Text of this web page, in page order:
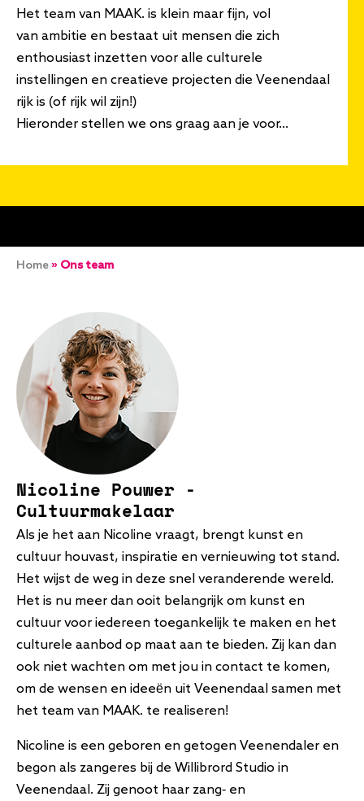
Het team van MAAK. is klein maar fijn, vol
van ambitie en bestaat uit mensen die zich
enthousiast inzetten voor alle culturele
instellingen en creatieve projecten die Veenendaal
rijk is (of rijk wil zijn!)
Hieronder stellen we ons graag aan je voor...
Kruimelpad
Home Ons team
Nicoline Pouwer -
Cultuurmakelaar
Als je het aan Nicoline vraagt, brengt kunst en
cultuur houvast, inspiratie en vernieuwing tot stand.
Het wijst de weg in deze snel veranderende wereld.
Het is nu meer dan ooit belangrijk om kunst en
cultuur voor iedereen toegankelijk te maken en het
culturele aanbod op maat aan te bieden. Zij kan dan
ook niet wachten om met jou in contact te komen,
om de wensen en ideeën uit Veenendaal samen met
het team van MAAK. te realiseren!
Nicoline is een geboren en getogen Veenendaler en
begon als zangeres bij de Willibrord Studio in
Veenendaal. Zij genoot haar zang- en